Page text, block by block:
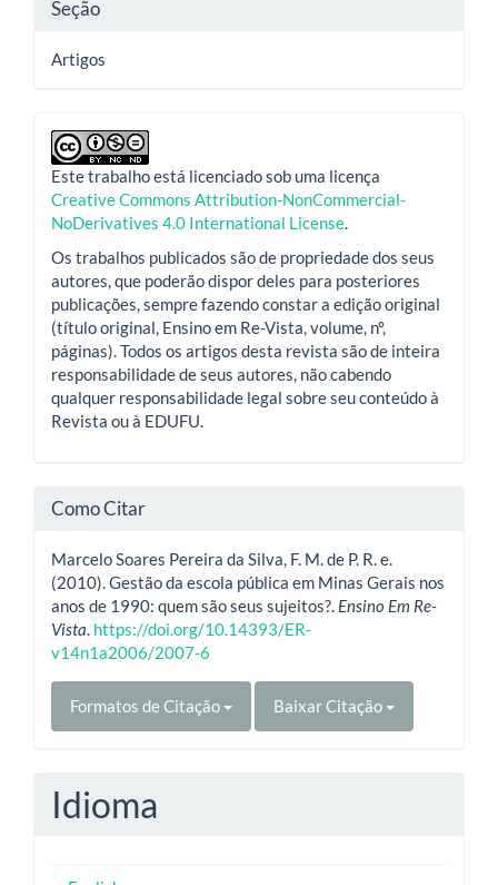
Seção
Artigos
Este trabalho está licenciado sob uma licença
Creative Commons Attribution-NonCommercial-
NoDerivatives 4.0 International License
Os trabalhos publicados são de propriedade dos seus
autores, que poderão dispor deles para posteriores
publicações, sempre fazendo constar a edição original
(título original, Ensino em Re-Vista, volume, nº,
páginas). Todos os artigos desta revista são de inteira
responsabilidade de seus autores, não cabendo
qualquer responsabilidade legal sobre seu conteúdo à
Revista ou à EDUFU.
Como Citar
Marcelo Soares Pereira da Silva, F. M. de P. R. e.
(2010). Gestão da escola pública em Minas Gerais nos
anos de 1990: quem são seus sujeitos?. Ensino Em Re-
Vista https://doi.org/10.14393/ER-
v14n1a2006/2007-6
Formatos de Citação Baixar Citação
Idioma